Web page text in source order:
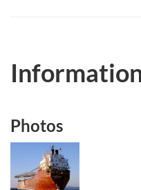
Photos
Image